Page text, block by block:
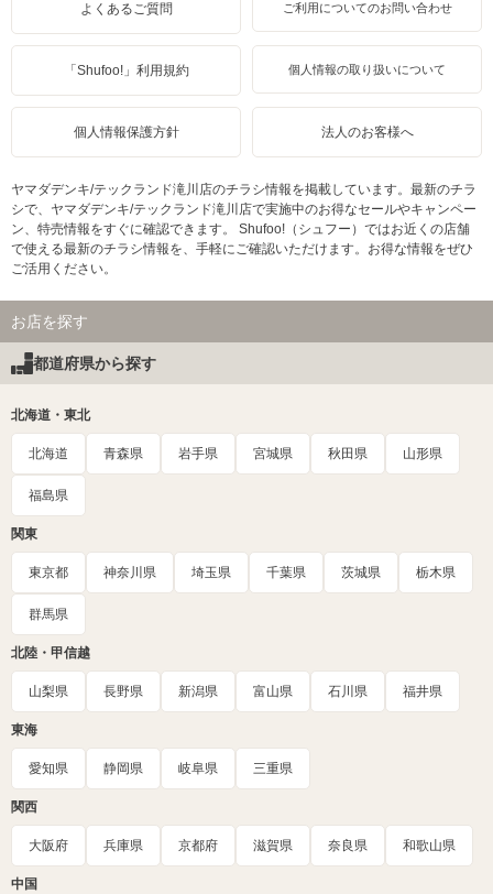
よくあるご質問 ご利用についてのお問い合わせ
「Shufoo!」利用規約 個人情報の取り扱いについて
個人情報保護方針 法人のお客様へ
ヤマダデンキ/テックランド滝川店のチラシ情報を掲載しています。最新のチラ
シで、ヤマダデンキ/テックランド滝川店で実施中のお得なセールやキャンペー
ン、特売情報をすぐに確認できます。 Shufoo!（シュフー）ではお近くの店舗
で使える最新のチラシ情報を、手軽にご確認いただけます。お得な情報をぜひ
ご活用ください。
お店を探す
都道府県から探す
北海道・東北
北海道 青森県 岩手県 宮城県 秋田県 山形県
福島県
関東
東京都 神奈川県 埼玉県 千葉県 茨城県 栃木県
群馬県
北陸・甲信越
山梨県 長野県 新潟県 富山県 石川県 福井県
東海
愛知県 静岡県 岐阜県 三重県
関西
大阪府 兵庫県 京都府 滋賀県 奈良県 和歌山県
中国